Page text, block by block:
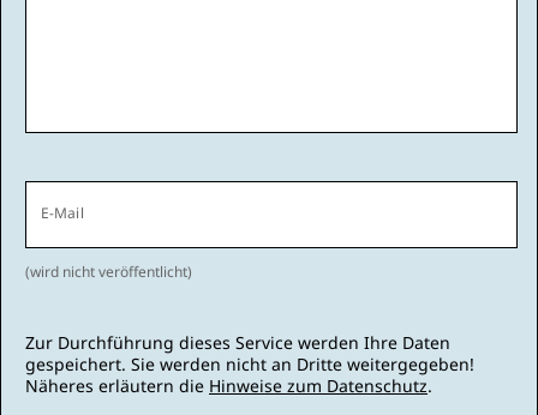
E-Mail
(wird nicht veröffentlicht)
Zur Durchführung dieses Service werden Ihre Daten
gespeichert. Sie werden nicht an Dritte weitergegeben!
Näheres erläutern die Hinweise zum Datenschutz.